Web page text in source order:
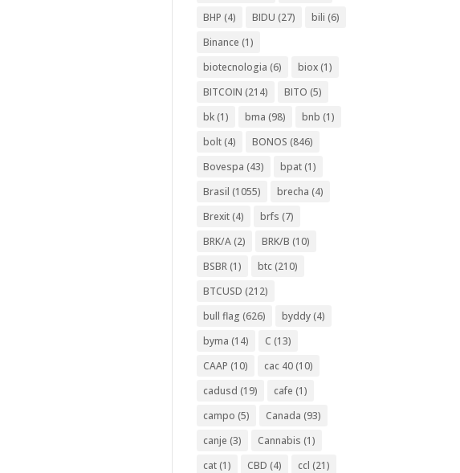
BHP (4) BIDU (27) bili (6)
Binance (1)
biotecnologia (6) biox (1)
BITCOIN (214) BITO (5)
bk (1) bma (98) bnb (1)
bolt (4) BONOS (846)
Bovespa (43) bpat (1)
Brasil (1055) brecha (4)
Brexit (4) brfs (7)
BRK/A (2) BRK/B (10)
BSBR (1) btc (210)
BTCUSD (212)
bull flag (626) byddy (4)
byma (14) C (13)
CAAP (10) cac 40 (10)
cadusd (19) cafe (1)
campo (5) Canada (93)
canje (3) Cannabis (1)
cat (1) CBD (4) ccl (21)